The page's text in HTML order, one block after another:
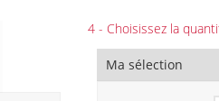
4 - Choisissez la
Ma sélection